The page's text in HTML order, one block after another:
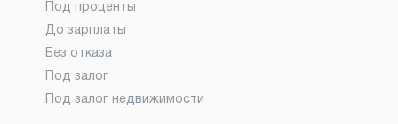
Под проценты
До зарплаты
Без отказа
Под залог
Под залог недвижимости